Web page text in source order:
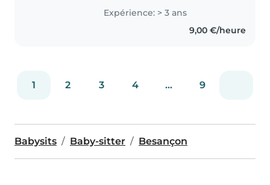
ça j'ai fais beaucoup de
babysitting dans ma famille J'ai
aussi pu effectuer un stage..
Expérience: > 3 ans
9,00 €/heure
1 2 3 4 ... 9
Babysits Baby-sitter Besançon